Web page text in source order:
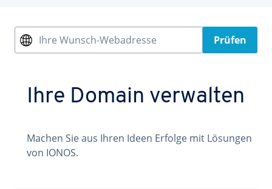
Ihre Wunsch-Webadresse Prüfen
Ihre Domain verwalten
Machen Sie aus Ihren Ideen Erfolge mit Lösungen
von IONOS.